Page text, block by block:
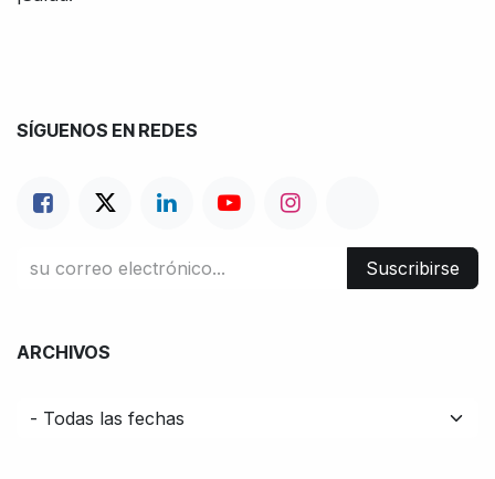
SÍGUENOS EN REDES
Suscribirse
ARCHIVOS